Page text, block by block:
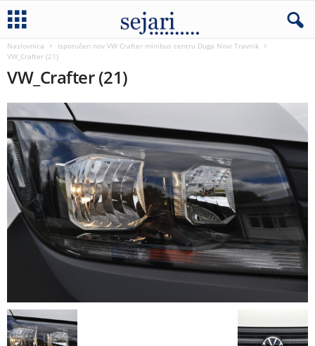
Naslovnica
Isporučen nov VW Crafter minibus centru Duga Novi Travnik
VW_Crafter (21)
VW_Crafter (21)